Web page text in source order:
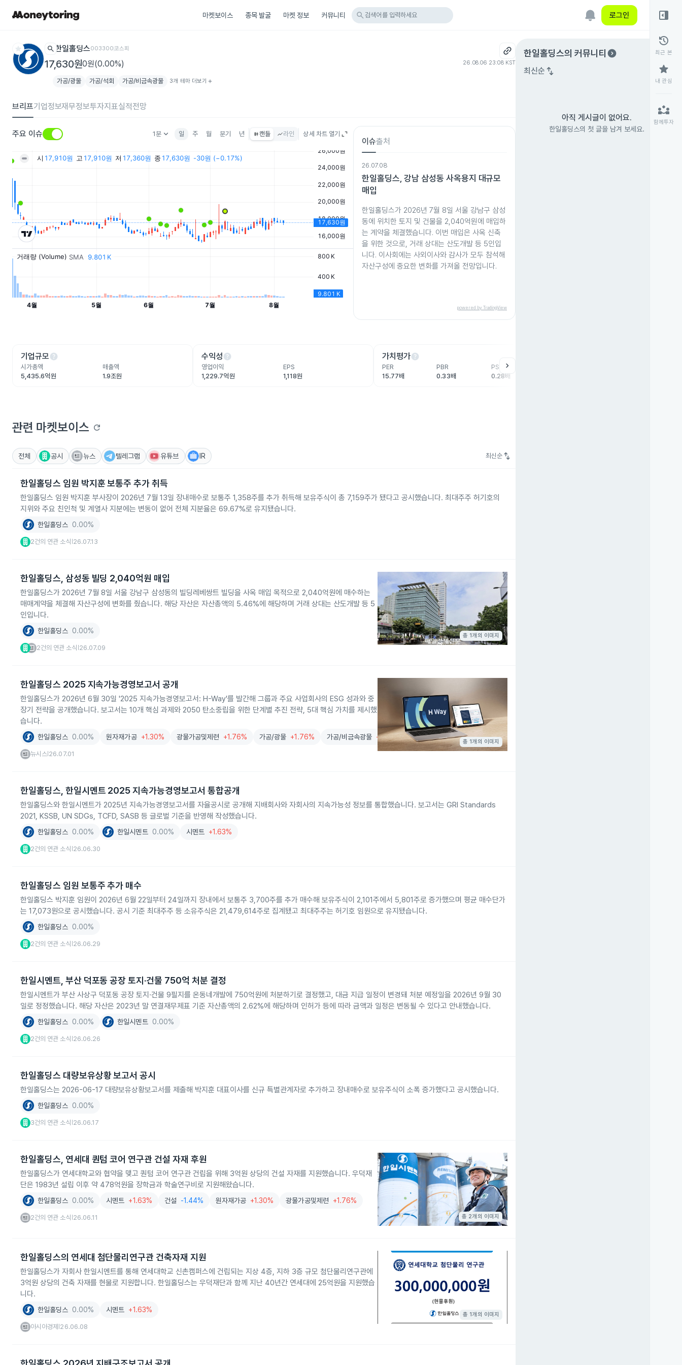
마켓보이스 종목 발굴 마켓 정보 커뮤니티 search 검색어를 입력하세요 로그인
star search 한일홀딩스003300코스피
17,630원0원(0.00%) 26.08.06 23:08 KST
가공/광물 가공/석회 가공/비금속광물 3개 테마 더보기 add
브리프기업정보재무정보투자지표실적전망
주요 이슈 1분keyboard_arrow_down 일 주 월 분기 년 캔들 라인 상세 차트 열기
이슈출처
26.07.08
한일홀딩스, 강남 삼성동 사옥용지 대규모
매입
한일홀딩스가 2026년 7월 8일 서울 강남구 삼성
동에 위치한 토지 및 건물을 2,040억원에 매입하
는 계약을 체결했습니다. 이번 매입은 사옥 신축
을 위한 것으로, 거래 상대는 산도개발 등 5인입
니다. 이사회에는 사외이사와 감사가 모두 참석해
자산구성에 중요한 변화를 가져올 전망입니다.
powered by TradingView
기업규모help
시가총액
5,435.6억원
매출액
1.9조원
수익성help
영업이익
1,229.7억원
EPS
1,118원
가치평가help
PER
15.77배
PBR
0.33배
PSR
0.28배
chevron_right
관련 마켓보이스 refresh
전체 공시 뉴스 텔레그램 유튜브 IR 최신순 swap_vert
한일홀딩스 임원 박지훈 보통주 추가 취득
한일홀딩스 임원 박지훈 부사장이 2026년 7월 13일 장내매수로 보통주 1,358주를 추가 취득해 보유주식이 총 7,159주가 됐다고 공시했습니다. 최대주주 허기호의
지위와 주요 친인척 및 계열사 지분에는 변동이 없어 전체 지분율은 69.67%로 유지됐습니다.
한일홀딩스 0.00%
2건의 연관 소식 26.07.13
한일홀딩스, 삼성동 빌딩 2,040억원 매입
한일홀딩스가 2026년 7월 8일 서울 강남구 삼성동의 빌딩레베쌍트 빌딩을 사옥 매입 목적으로 2,040억원에 매수하는
매매계약을 체결해 자산구성에 변화를 줬습니다. 해당 자산은 자산총액의 5.46%에 해당하며 거래 상대는 산도개발 등 5
인입니다.
한일홀딩스 0.00%
2건의 연관 소식 26.07.09
총 1개의 이미지
한일홀딩스 2025 지속가능경영보고서 공개
한일홀딩스가 2026년 6월 30일 '2025 지속가능경영보고서: H-Way'를 발간해 그룹과 주요 사업회사의 ESG 성과와 중
장기 전략을 공개했습니다. 보고서는 10개 핵심 과제와 2050 탄소중립을 위한 단계별 추진 전략, 5대 핵심 가치를 제시했
습니다.
한일홀딩스 0.00% 원자재가공 +1.30% 광물가공및제련 +1.76% 가공/광물 +1.76% 가공/비금속광물 +0.93%
뉴시스 26.07.01
총 1개의 이미지
한일홀딩스, 한일시멘트 2025 지속가능경영보고서 통합공개
한일홀딩스와 한일시멘트가 2025년 지속가능경영보고서를 자율공시로 공개해 지배회사와 자회사의 지속가능성 정보를 통합했습니다. 보고서는 GRI Standards
2021, KSSB, UN SDGs, TCFD, SASB 등 글로벌 기준을 반영해 작성했습니다.
한일홀딩스 0.00% 한일시멘트 0.00% 시멘트 +1.63%
2건의 연관 소식 26.06.30
한일홀딩스 임원 보통주 추가 매수
한일홀딩스 박지훈 임원이 2026년 6월 22일부터 24일까지 장내에서 보통주 3,700주를 추가 매수해 보유주식이 2,101주에서 5,801주로 증가했으며 평균 매수단가
는 17,073원으로 공시했습니다. 공시 기준 최대주주 등 소유주식은 21,479,614주로 집계됐고 최대주주는 허기호 임원으로 유지됐습니다.
한일홀딩스 0.00%
2건의 연관 소식 26.06.29
한일시멘트, 부산 덕포동 공장 토지·건물 750억 처분 결정
한일시멘트가 부산 사상구 덕포동 공장 토지·건물 9필지를 온동네개발에 750억원에 처분하기로 결정했고, 대금 지급 일정이 변경돼 처분 예정일을 2026년 9월 30
일로 정정했습니다. 해당 자산은 2023년 말 연결재무제표 기준 자산총액의 2.62%에 해당하며 인허가 등에 따라 금액과 일정은 변동될 수 있다고 안내했습니다.
한일홀딩스 0.00% 한일시멘트 0.00%
2건의 연관 소식 26.06.26
한일홀딩스 대량보유상황 보고서 공시
한일홀딩스는 2026-06-17 대량보유상황보고서를 제출해 박지훈 대표이사를 신규 특별관계자로 추가하고 장내매수로 보유주식이 소폭 증가했다고 공시했습니다.
한일홀딩스 0.00%
3건의 연관 소식 26.06.17
한일홀딩스, 연세대 퀀텀 코어 연구관 건설 자재 후원
한일홀딩스가 연세대학교와 협약을 맺고 퀀텀 코어 연구관 건립을 위해 3억원 상당의 건설 자재를 지원했습니다. 우덕재
단은 1983년 설립 이후 약 478억원을 장학금과 학술연구비로 지원해왔습니다.
한일홀딩스 0.00% 시멘트 +1.63% 건설 -1.44% 원자재가공 +1.30% 광물가공및제련 +1.76%
2건의 연관 소식 26.06.11 총 2개의 이미지
한일홀딩스의 연세대 첨단물리연구관 건축자재 지원
한일홀딩스가 자회사 한일시멘트를 통해 연세대학교 신촌캠퍼스에 건립되는 지상 4층, 지하 3층 규모 첨단물리연구관에
3억원 상당의 건축 자재를 현물로 지원합니다. 한일홀딩스는 우덕재단과 함께 지난 40년간 연세대에 25억원을 지원했습
니다.
한일홀딩스 0.00% 시멘트 +1.63%
아시아경제 26.06.08
총 1개의 이미지
한일홀딩스의 커뮤니티 expand_circle_right
최신순 swap_vert
아직 게시글이 없어요.
한일홀딩스의 첫 글을 남겨 보세요.
right_panel_open
history
최근 본
star
내 관심
partner_exchange
함께투자